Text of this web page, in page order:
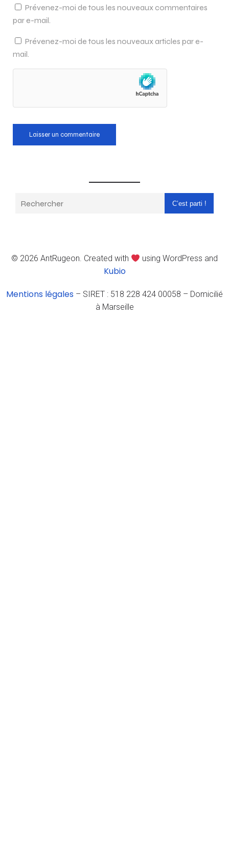
Prévenez-moi de tous les nouveaux commentaires
par e-mail.
Prévenez-moi de tous les nouveaux articles par e-
mail.
C’est parti !
© 2026 AntRugeon. Created with using WordPress and
Kubio
Mentions légales – SIRET : 518 228 424 00058 – Domicilié
à Marseille